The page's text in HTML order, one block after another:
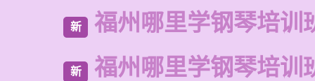
新 福州哪里学钢琴培训
新 福州哪里学钢琴培训